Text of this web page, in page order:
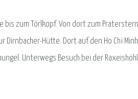
bis zum Törlkopf. Von dort zum
Hütte. Dort auf den Ho Chi
Unterwegs Besuch bei der